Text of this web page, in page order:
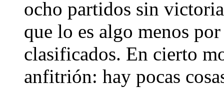
ocho partidos sin
que lo es algo menos
clasificados. En cierto
anfitrión: hay pocas